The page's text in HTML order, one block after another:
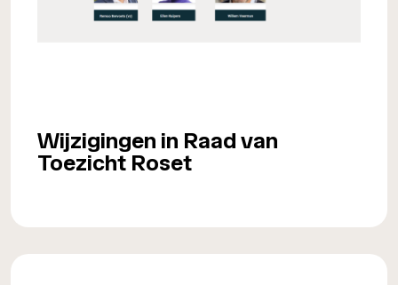
Wijzigingen in Raad van
Toezicht Roset